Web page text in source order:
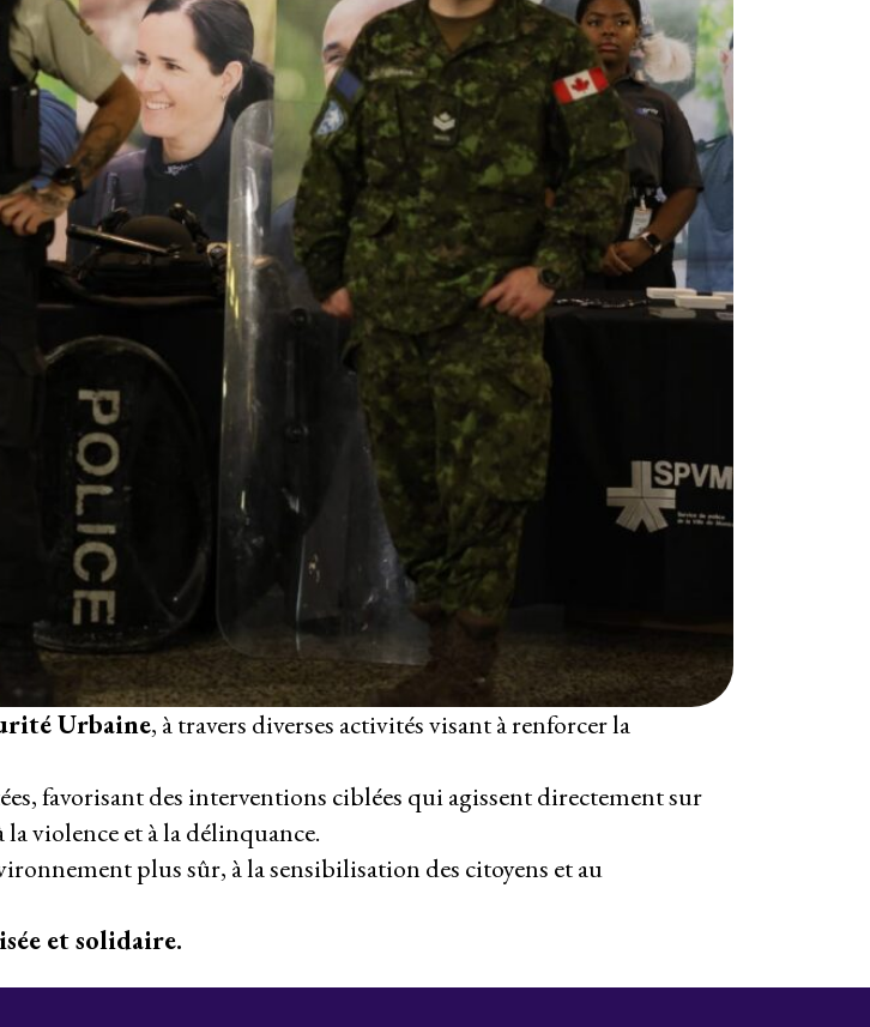
Urbaine, à travers diverses activités visant à renforcer la
favorisant des interventions ciblées qui agissent directement sur
la violence et à la délinquance.
plus sûr, à la sensibilisation des citoyens et au
et solidaire.